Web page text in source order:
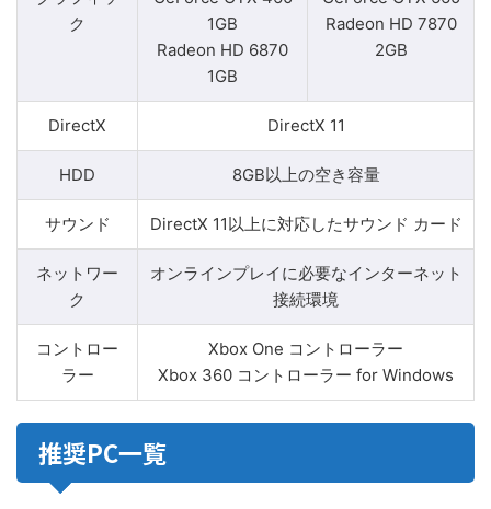
ク
1GB
Radeon HD 6870
1GB
Radeon HD 7870
2GB
DirectX DirectX 11
HDD 8GB以上の空き容量
サウンド DirectX 11以上に対応したサウンド カード
ネットワー
ク
オンラインプレイに必要なインターネット
接続環境
コントロー
ラー
Xbox One コントローラー
Xbox 360 コントローラー for Windows
推奨PC一覧